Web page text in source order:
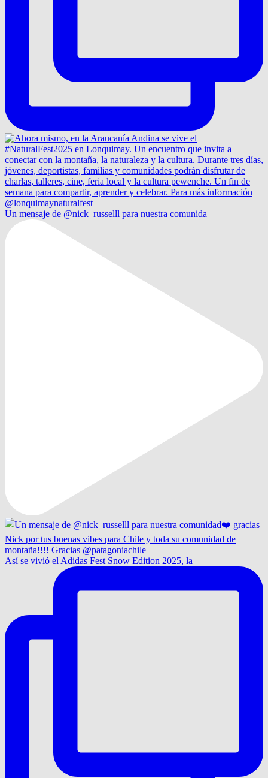
Un mensaje de @nick_russelll para nuestra comunida
Así se vivió el Adidas Fest Snow Edition 2025, la